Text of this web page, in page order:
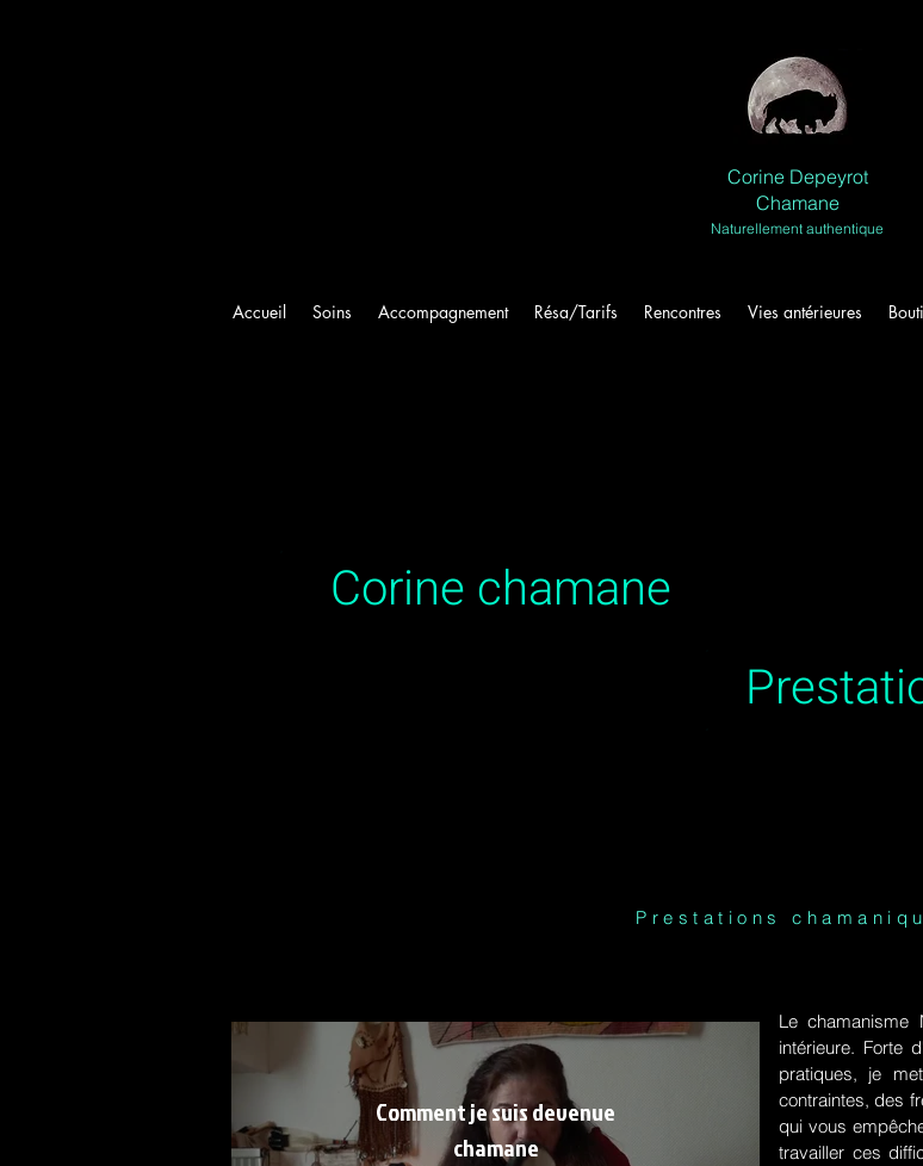
Corine Depeyrot
Chamane
Naturellement authentique
Accueil Soins Accompagnement Résa/Tarifs Rencontres Vies antérieures
Corine chamane
Prestations
Comment je suis devenue
chamane
Le chamanisme
intérieure. Forte
pratiques, je
contraintes, des
qui vous
travailler ces